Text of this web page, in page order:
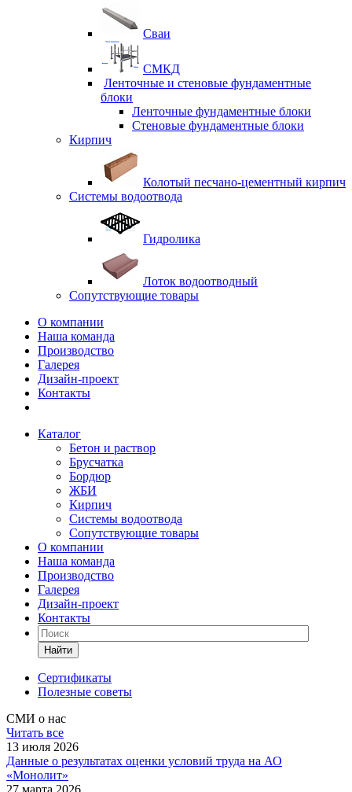
Сваи
СМКД
Ленточные и стеновые фундаментные
блоки
Ленточные фундаментные блоки
Стеновые фундаментные блоки
Кирпич
Колотый песчано-цементный кирпич
Системы водоотвода
Гидролика
Лоток водоотводный
Сопутствующие товары
О компании
Наша команда
Производство
Галерея
Дизайн-проект
Контакты
Каталог
Бетон и раствор
Брусчатка
Бордюр
ЖБИ
Кирпич
Системы водоотвода
Сопутствующие товары
О компании
Наша команда
Производство
Галерея
Дизайн-проект
Контакты
Найти
Сертификаты
Полезные советы
СМИ о нас
Читать все
13 июля 2026
Данные о результатах оценки условий труда на АО
«Монолит»
27 марта 2026